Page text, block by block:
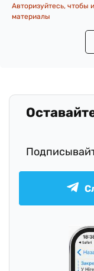
Авторизуйтесь, чтобы
материалы